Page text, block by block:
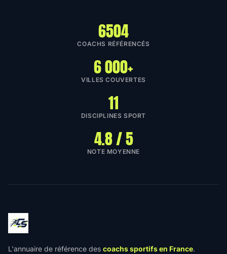
6504
COACHS RÉFÉRENCÉS
6 000+
VILLES COUVERTES
11
DISCIPLINES SPORT
4.8 / 5
NOTE MOYENNE
L'annuaire de référence des coachs sportifs en France.